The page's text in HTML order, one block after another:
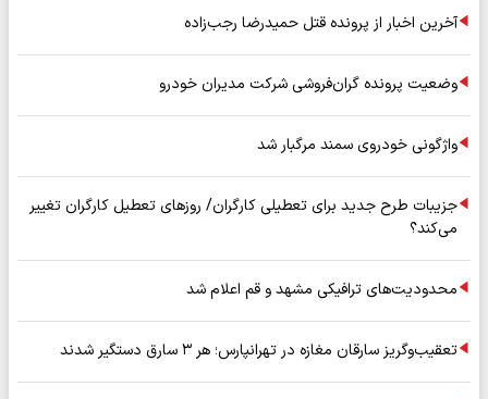
آخرین اخبار از پرونده قتل حمیدرضا رجب‌زاده
وضعیت پرونده گران‌فروشی شرکت مدیران خودرو
واژگونی خودروی سمند مرگبار شد
جزیبات طرح جدید برای تعطیلی کارگران/ روزهای تعطیل کارگران تغییر
می‌کند؟
محدودیت‌های ترافیکی مشهد و قم اعلام شد
تعقیب‌وگریز سارقان مغازه در تهرانپارس؛ هر ۳ سارق دستگیر شدند